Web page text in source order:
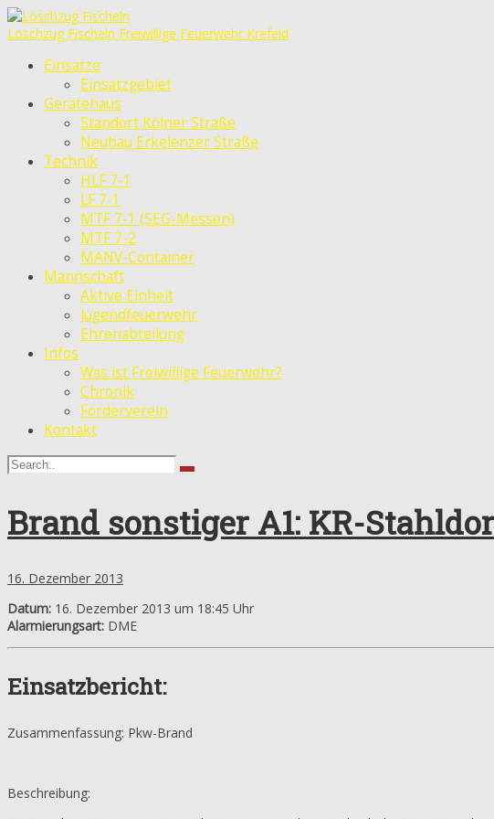
Löschzug Fischeln Freiwillige Feuerwehr Krefeld
Einsätze
Einsatzgebiet
Gerätehaus
Standort Kölner Straße
Neubau Erkelenzer Straße
Technik
HLF 7-1
LF 7-1
MTF 7-1 (SEG-Messen)
MTF 7-2
MANV-Container
Mannschaft
Aktive Einheit
Jugendfeuerwehr
Ehrenabteilung
Infos
Was ist Freiwillige Feuerwehr?
Chronik
Förderverein
Kontakt
Brand sonstiger A1: KR-
16. Dezember 2013
Datum: 16. Dezember 2013 um 18:45 Uhr
Alarmierungsart: DME
Einsatzbericht:
Zusammenfassung: Pkw-Brand
Beschreibung: